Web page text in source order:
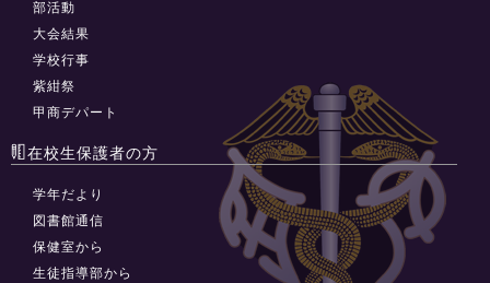
部活動
大会結果
学校行事
紫紺祭
甲商デパート
在校生保護者の方
学年だより
図書館通信
保健室から
生徒指導部から